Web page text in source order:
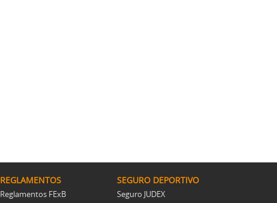
REGLAMENTOS
Reglamentos FExB
SEGURO DEPORTIVO
Seguro JUDEX